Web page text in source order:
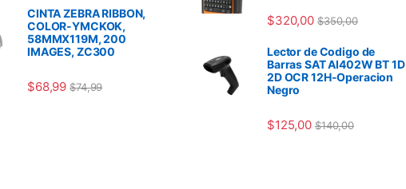
CINTA ZEBRA RIBBON,
COLOR-YMCKOK,
58MMX119M, 200
IMAGES, ZC300
$68,99 $74,99
$320,00 $350,00
Lector de Codigo de
Barras SAT AI402W BT 1D
2D OCR 12H-Operacion
Negro
$125,00 $140,00